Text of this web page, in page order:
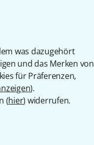
was dazugehört
und das Merken von
für Präferenzen,
).
(hier) widerrufen.
Boss JS-10 Bundle
449 €